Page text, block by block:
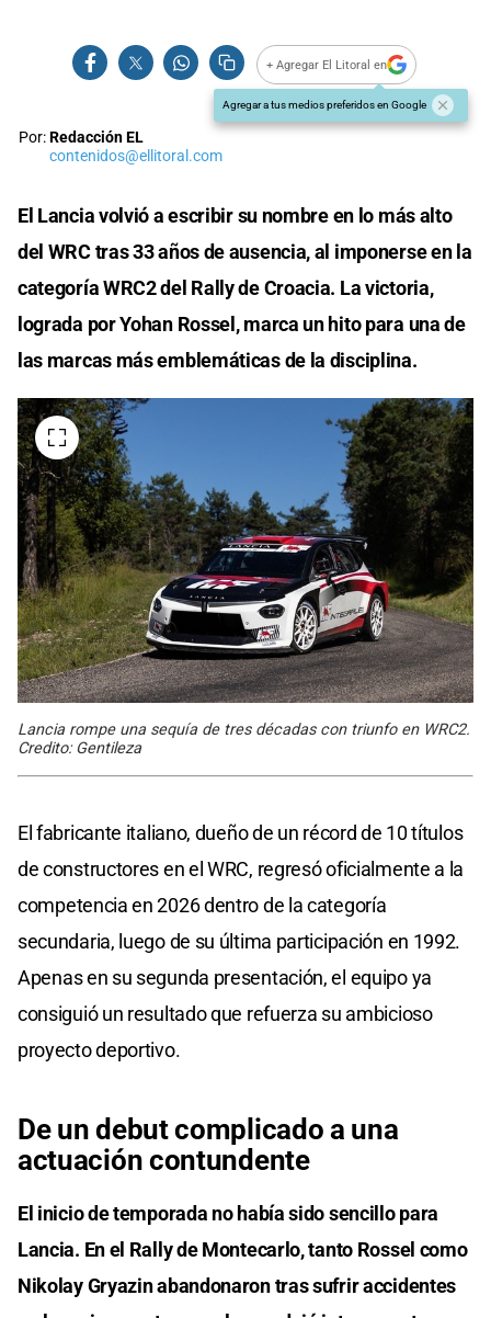
+ Agregar El Litoral en
Agregar a tus medios preferidos en Google
Por:Redacción EL
contenidos@ellitoral.com
El Lancia volvió a escribir su nombre en lo más alto
del WRC tras 33 años de ausencia, al imponerse en la
categoría WRC2 del Rally de Croacia. La victoria,
lograda por Yohan Rossel, marca un hito para una de
las marcas más emblemáticas de la disciplina.
Lancia rompe una sequía de tres décadas con triunfo en WRC2.
Credito: Gentileza
El fabricante italiano, dueño de un récord de 10 títulos
de constructores en el WRC, regresó oficialmente a la
competencia en 2026 dentro de la categoría
secundaria, luego de su última participación en 1992.
Apenas en su segunda presentación, el equipo ya
consiguió un resultado que refuerza su ambicioso
proyecto deportivo.
De un debut complicado a una
actuación contundente
El inicio de temporada no había sido sencillo para
Lancia. En el Rally de Montecarlo, tanto Rossel como
Nikolay Gryazin abandonaron tras sufrir accidentes